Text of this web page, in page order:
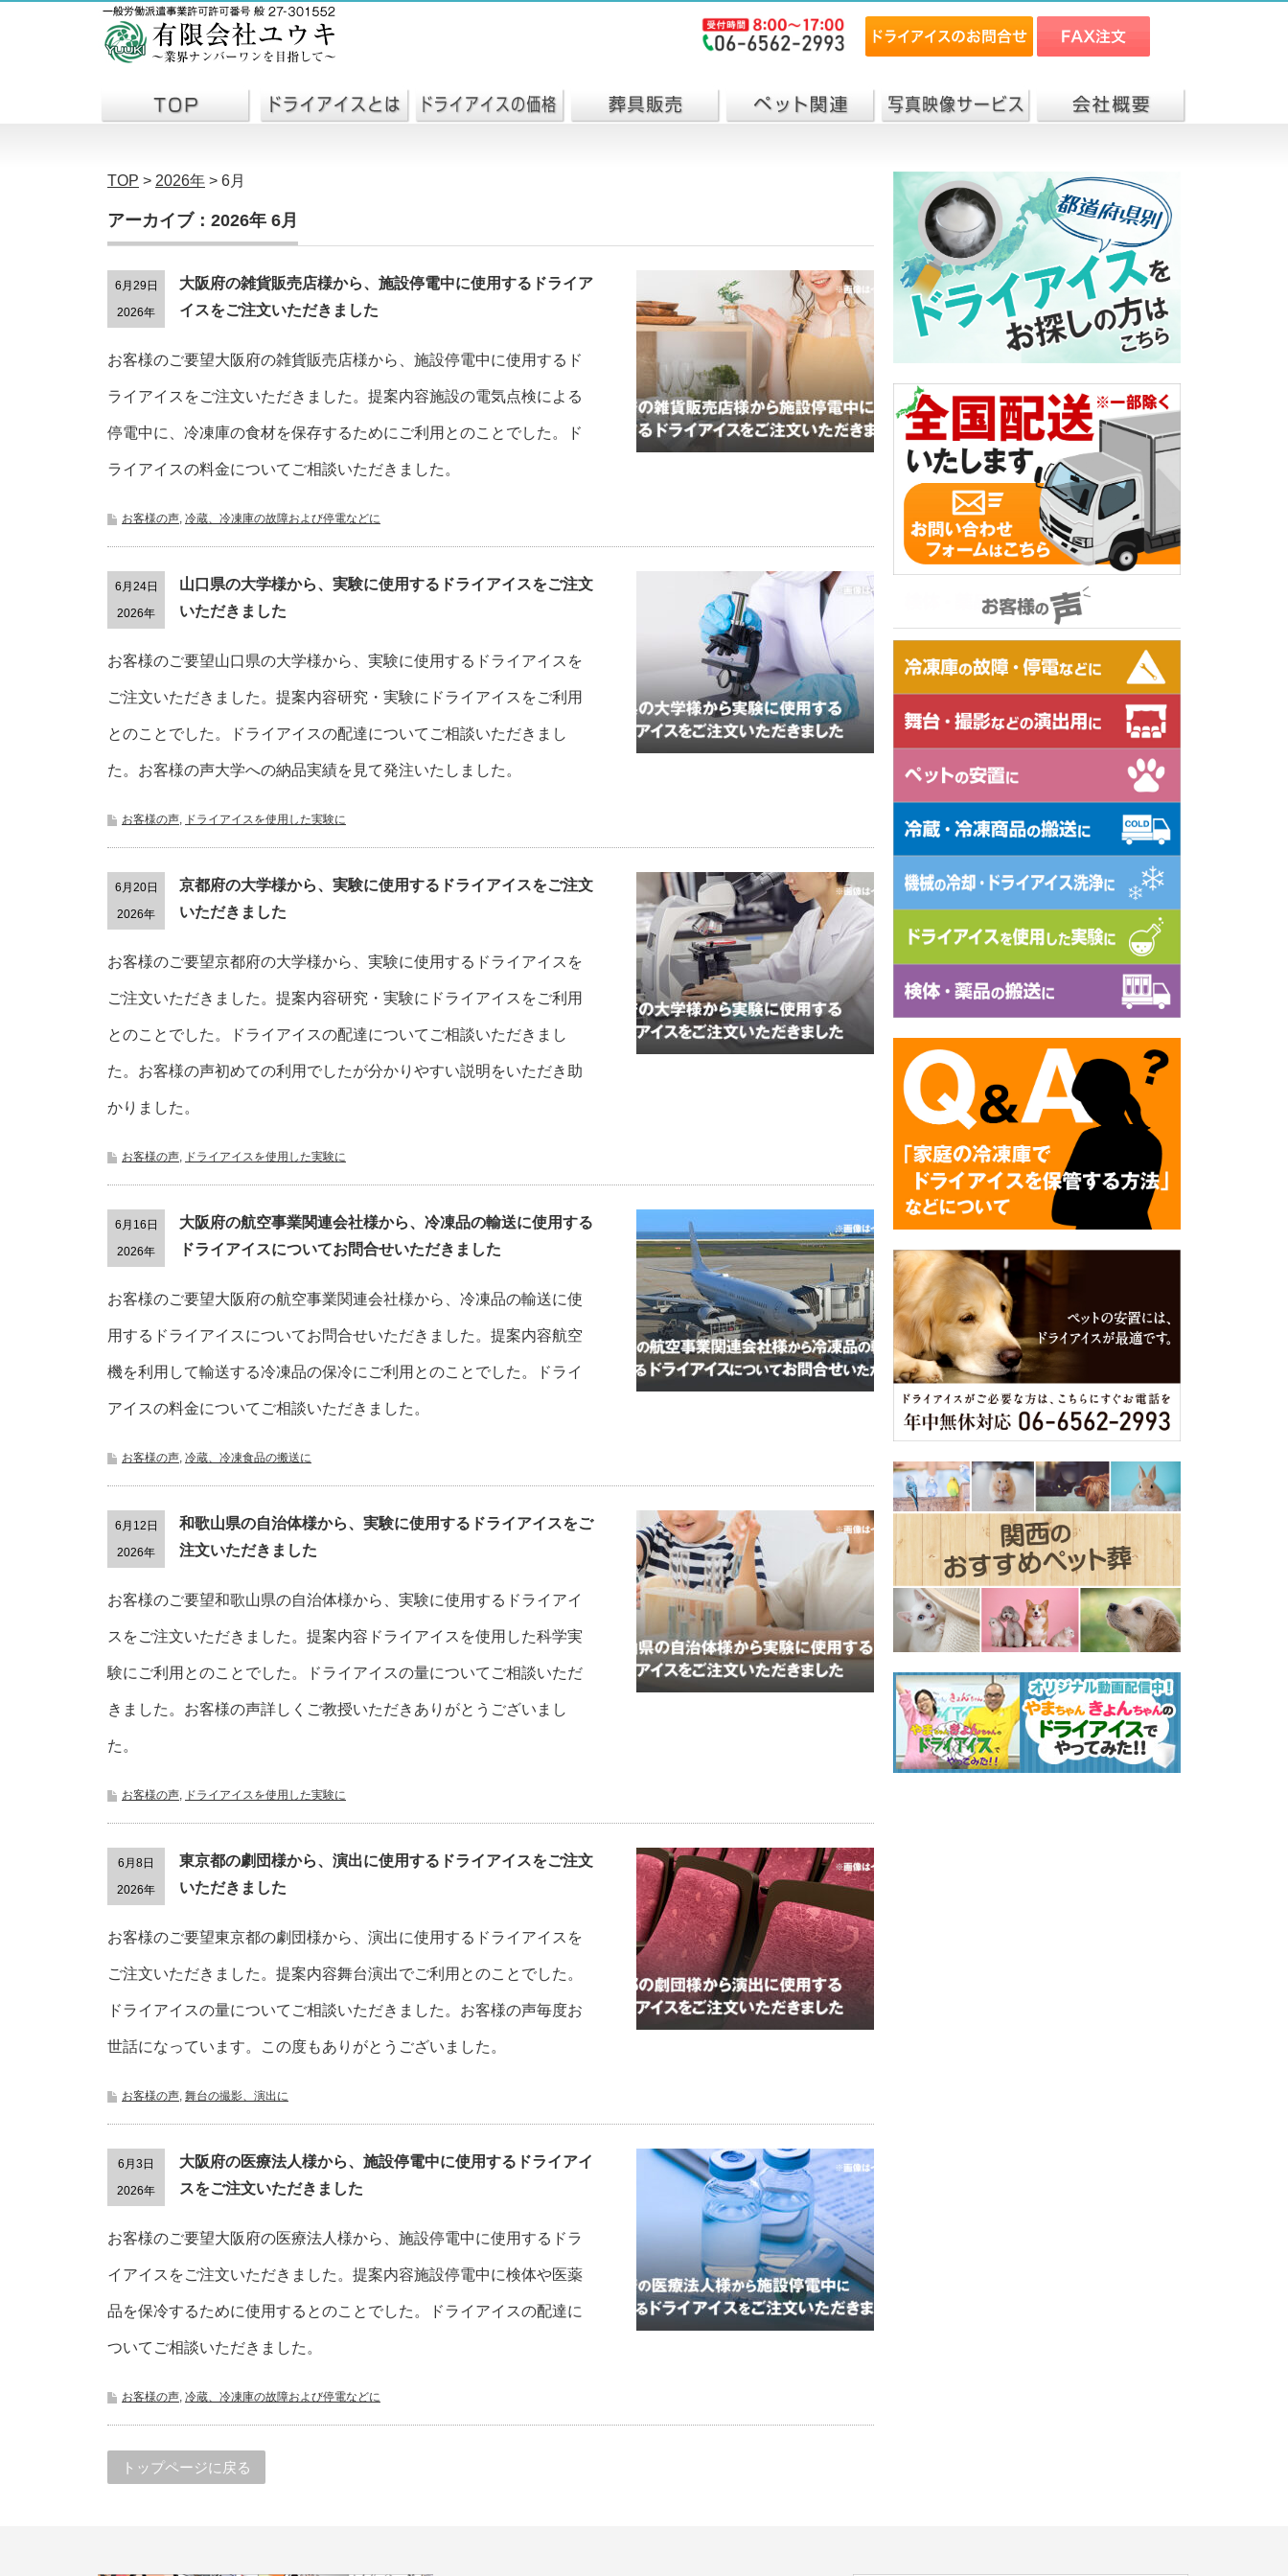
TOP > 2026年 > 6月
アーカイブ：2026年 6月
6月29日
2026年
大阪府の雑貨販売店様から、施設停電中に使用するドライア
イスをご注文いただきました
お客様のご要望大阪府の雑貨販売店様から、施設停電中に使用するド
ライアイスをご注文いただきました。提案内容施設の電気点検による
停電中に、冷凍庫の食材を保存するためにご利用とのことでした。ド
ライアイスの料金についてご相談いただきました。
お客様の声, 冷蔵、冷凍庫の故障および停電などに
6月24日
2026年
山口県の大学様から、実験に使用するドライアイスをご注文
いただきました
お客様のご要望山口県の大学様から、実験に使用するドライアイスを
ご注文いただきました。提案内容研究・実験にドライアイスをご利用
とのことでした。ドライアイスの配達についてご相談いただきまし
た。お客様の声大学への納品実績を見て発注いたしました。
お客様の声, ドライアイスを使用した実験に
6月20日
2026年
京都府の大学様から、実験に使用するドライアイスをご注文
いただきました
お客様のご要望京都府の大学様から、実験に使用するドライアイスを
ご注文いただきました。提案内容研究・実験にドライアイスをご利用
とのことでした。ドライアイスの配達についてご相談いただきまし
た。お客様の声初めての利用でしたが分かりやすい説明をいただき助
かりました。
お客様の声, ドライアイスを使用した実験に
6月16日
2026年
大阪府の航空事業関連会社様から、冷凍品の輸送に使用する
ドライアイスについてお問合せいただきました
お客様のご要望大阪府の航空事業関連会社様から、冷凍品の輸送に使
用するドライアイスについてお問合せいただきました。提案内容航空
機を利用して輸送する冷凍品の保冷にご利用とのことでした。ドライ
アイスの料金についてご相談いただきました。
お客様の声, 冷蔵、冷凍食品の搬送に
6月12日
2026年
和歌山県の自治体様から、実験に使用するドライアイスをご
注文いただきました
お客様のご要望和歌山県の自治体様から、実験に使用するドライアイ
スをご注文いただきました。提案内容ドライアイスを使用した科学実
験にご利用とのことでした。ドライアイスの量についてご相談いただ
きました。お客様の声詳しくご教授いただきありがとうございまし
た。
お客様の声, ドライアイスを使用した実験に
6月8日
2026年
東京都の劇団様から、演出に使用するドライアイスをご注文
いただきました
お客様のご要望東京都の劇団様から、演出に使用するドライアイスを
ご注文いただきました。提案内容舞台演出でご利用とのことでした。
ドライアイスの量についてご相談いただきました。お客様の声毎度お
世話になっています。この度もありがとうございました。
お客様の声, 舞台の撮影、演出に
6月3日
2026年
大阪府の医療法人様から、施設停電中に使用するドライアイ
スをご注文いただきました
お客様のご要望大阪府の医療法人様から、施設停電中に使用するドラ
イアイスをご注文いただきました。提案内容施設停電中に検体や医薬
品を保冷するために使用するとのことでした。ドライアイスの配達に
ついてご相談いただきました。
お客様の声, 冷蔵、冷凍庫の故障および停電などに
トップページに戻る